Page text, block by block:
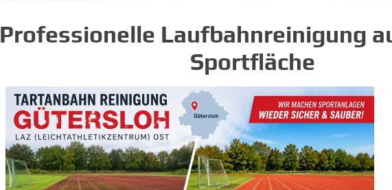
Professionelle Laufbahnreinigung
Sportfläche